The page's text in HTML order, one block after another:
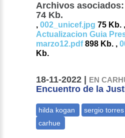
Archivos asociados:
74 Kb.
,002_unicef.jpg 75 Kb.
Actualizacion Guia
marzo12.pdf898 Kb. ,
Kb.
18-11-2022 | EN
Encuentro de la